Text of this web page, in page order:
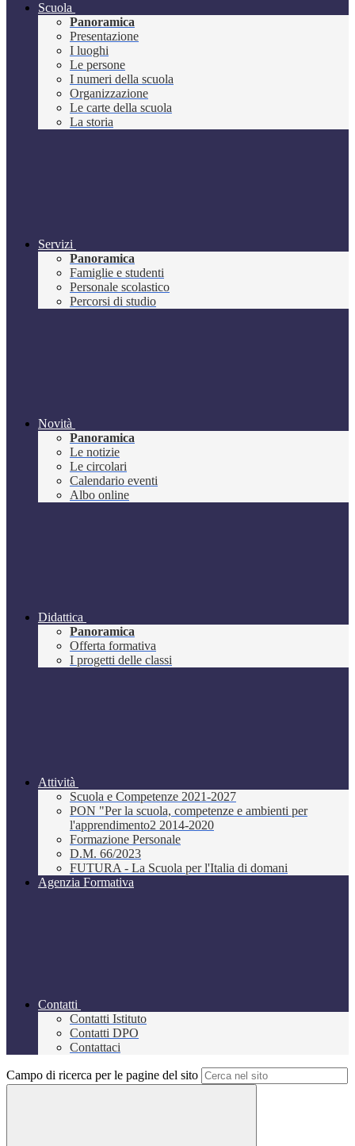
Scuola
Panoramica
Presentazione
I luoghi
Le persone
I numeri della scuola
Organizzazione
Le carte della scuola
La storia
Servizi
Panoramica
Famiglie e studenti
Personale scolastico
Percorsi di studio
Novità
Panoramica
Le notizie
Le circolari
Calendario eventi
Albo online
Didattica
Panoramica
Offerta formativa
I progetti delle classi
Attività
Scuola e Competenze 2021-2027
PON "Per la scuola, competenze e ambienti per
l'apprendimento2 2014-2020
Formazione Personale
D.M. 66/2023
FUTURA - La Scuola per l'Italia di domani
Agenzia Formativa
Contatti
Contatti Istituto
Contatti DPO
Contattaci
Campo di ricerca per le pagine del sito